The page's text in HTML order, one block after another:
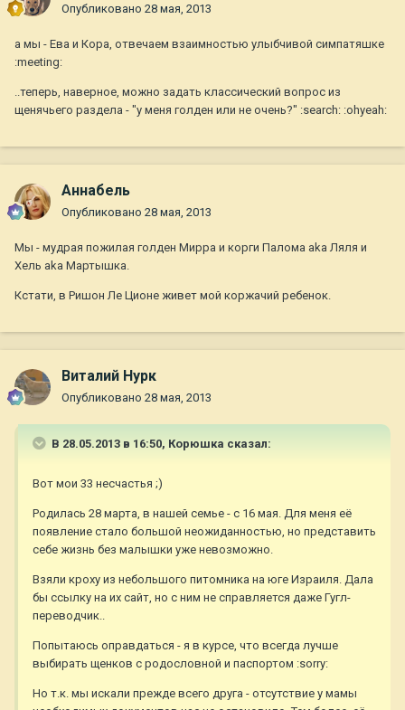
Опубликовано 28 мая, 2013
а мы - Ева и Кора, отвечаем взаимностью улыбчивой симпатяшке
:meeting:
..теперь, наверное, можно задать классический вопрос из
щенячьего раздела - "у меня голден или не очень?" :search: :ohyeah:
Aннaбель
Опубликовано 28 мая, 2013
Мы - мудрая пожилая голден Мирра и корги Палома aka Ляля и
Хель aka Мартышка.
Кстати, в Ришон Ле Ционе живет мой коржачий ребенок.
Виталий Нурк
Опубликовано 28 мая, 2013
В 28.05.2013 в 16:50, Корюшка сказал:
Вот мои 33 несчастья ;)
Родилась 28 марта, в нашей семье - с 16 мая. Для меня её
появление стало большой неожиданностью, но представить
себе жизнь без малышки уже невозможно.
Взяли кроху из небольшого питомника на юге Израиля. Дала
бы ссылку на их сайт, но с ним не справляется даже Гугл-
переводчик..
Попытаюсь оправдаться - я в курсе, что всегда лучше
выбирать щенков с родословной и паспортом :sorry:
Но т.к. мы искали прежде всего друга - отсутствие у мамы